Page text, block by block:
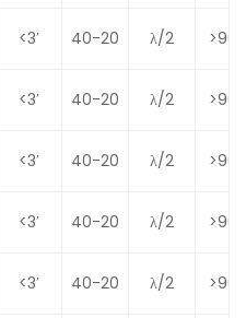
<3′ 40-20 λ/2
<3′ 40-20 λ/2
<3′ 40-20 λ/2
<3′ 40-20 λ/2
<3′ 40-20 λ/2